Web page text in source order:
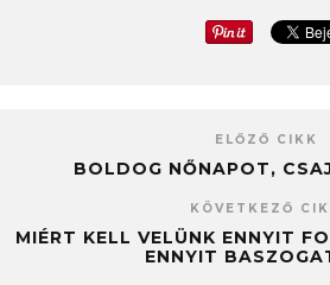
ELŐZŐ CIKK
BOLDOG NŐNAPOT,
KÖVETKEZŐ
MIÉRT KELL VELÜNK ENNYIT
ENNYIT